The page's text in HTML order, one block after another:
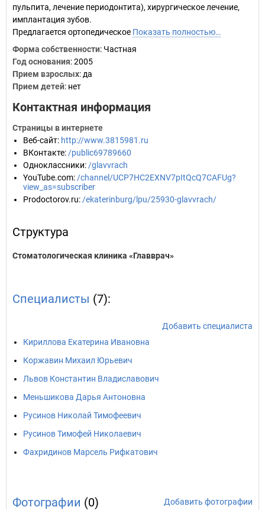
пульпита, лечение периодонтита), хирургическое лечение,
имплантация зубов.
Предлагается ортопедическое Показать полностью…
Форма собственности: Частная
Год основания:2005
Прием взрослых: да
Прием детей: нет
Контактная информация
Страницы в интернете
Веб-сайт: http://www.3815981.ru
ВКонтакте: /public69789660
Одноклассники: /glavvrach
YouTube.com: /channel/UCP7HC2EXNV7pItQcQ7CAFUg?
view_as=subscriber
Prodoctorov.ru: /ekaterinburg/lpu/25930-glavvrach/
Структура
Стоматологическая клиника «Главврач»
Специалисты (7):
Добавить специалиста
Кириллова Екатерина Ивановна
Коржавин Михаил Юрьевич
Львов Константин Владиславович
Меньшикова Дарья Антоновна
Русинов Николай Тимофеевич
Русинов Тимофей Николаевич
Фахридинов Марсель Рифкатович
Фотографии (0) Добавить фотографии